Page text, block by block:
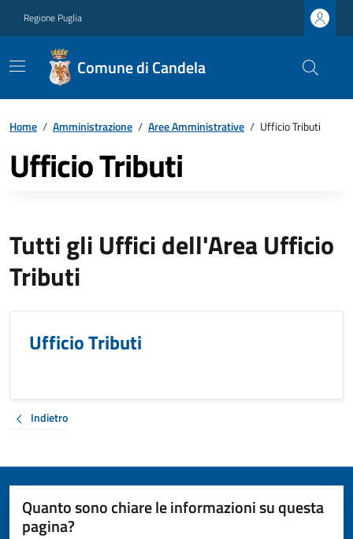
Regione Puglia
Comune di Candela
Home / Amministrazione / Aree Amministrative / Ufficio Tributi
Ufficio Tributi
Tutti gli Uffici dell'Area Ufficio
Tributi
Ufficio Tributi
Indietro
Quanto sono chiare le informazioni su questa
pagina?